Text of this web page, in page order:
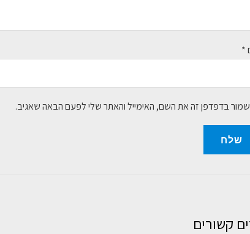
*
שמור בדפדפן זה את השם, האימייל והאתר שלי לפעם הבאה שאגיב.
קשורים